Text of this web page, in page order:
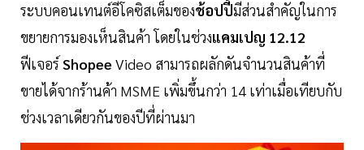
ระบบคอนเทนต์อีโคซิสเต็มของช้อปปี้มีส่วนสำคัญในการ
ขยายการมองเห็นสินค้า โดยในช่วงแคมเปญ 12.12
ฟีเจอร์ Shopee Video สามารถผลักดันจำนวนสินค้าที่
ขายได้จากร้านค้า MSME เพิ่มขึ้นกว่า 14 เท่าเมื่อเทียบกับ
ช่วงเวลาเดียวกันของปีที่ผ่านมา